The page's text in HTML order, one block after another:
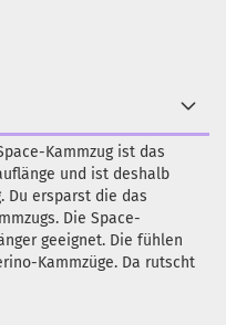
Kammzug ist das
und ist deshalb
Du ersparst die das
Die Space-
geeignet. Die fühlen
Kammzüge. Da rutscht